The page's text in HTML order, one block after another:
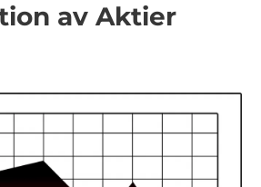
av Aktier